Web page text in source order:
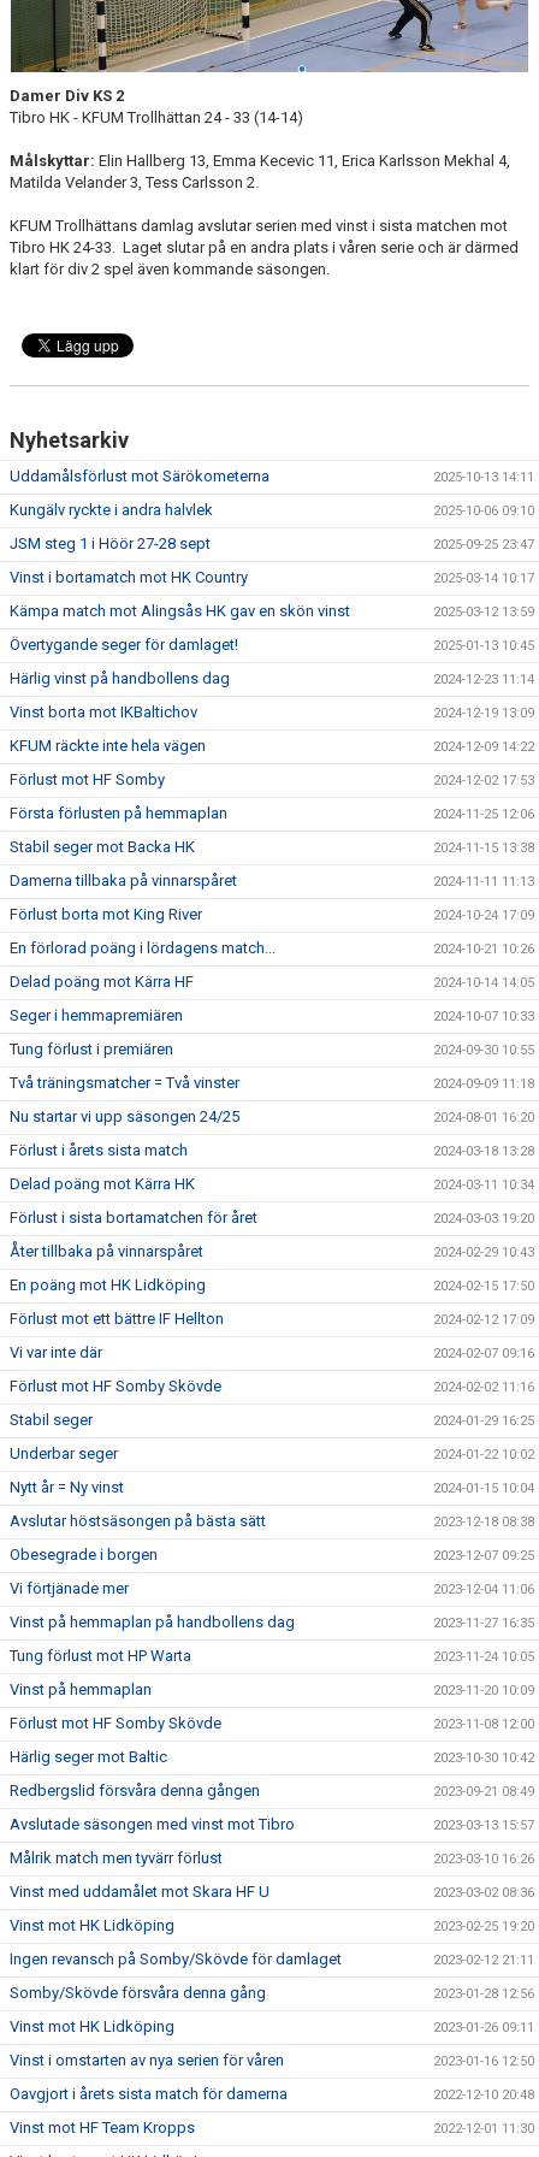
KONTAKT
MATCHER
STATISTIK
Damer Div KS 2
Tibro HK - KFUM Trollhättan 24 - 33 (14-14)
Målskyttar: Elin Hallberg 13, Emma Kecevic 11, Erica Karlsson Mekhal 4,
Matilda Velander 3, Tess Carlsson 2.
KFUM Trollhättans damlag avslutar serien med vinst i sista matchen mot
Tibro HK 24-33. Laget slutar på en andra plats i våren serie och är därmed
klart för div 2 spel även kommande säsongen.
Nyhetsarkiv
Uddamålsförlust mot Särökometerna 2025-10-13 14:11
Kungälv ryckte i andra halvlek 2025-10-06 09:10
JSM steg 1 i Höör 27-28 sept 2025-09-25 23:47
Vinst i bortamatch mot HK Country 2025-03-14 10:17
Kämpa match mot Alingsås HK gav en skön vinst 2025-03-12 13:59
Övertygande seger för damlaget! 2025-01-13 10:45
Härlig vinst på handbollens dag 2024-12-23 11:14
Vinst borta mot IKBaltichov 2024-12-19 13:09
KFUM räckte inte hela vägen 2024-12-09 14:22
Förlust mot HF Somby 2024-12-02 17:53
Första förlusten på hemmaplan 2024-11-25 12:06
Stabil seger mot Backa HK 2024-11-15 13:38
Damerna tillbaka på vinnarspåret 2024-11-11 11:13
Förlust borta mot King River 2024-10-24 17:09
En förlorad poäng i lördagens match... 2024-10-21 10:26
Delad poäng mot Kärra HF 2024-10-14 14:05
Seger i hemmapremiären 2024-10-07 10:33
Tung förlust i premiären 2024-09-30 10:55
Två träningsmatcher = Två vinster 2024-09-09 11:18
Nu startar vi upp säsongen 24/25 2024-08-01 16:20
Förlust i årets sista match 2024-03-18 13:28
Delad poäng mot Kärra HK 2024-03-11 10:34
Förlust i sista bortamatchen för året 2024-03-03 19:20
Åter tillbaka på vinnarspåret 2024-02-29 10:43
En poäng mot HK Lidköping 2024-02-15 17:50
Förlust mot ett bättre IF Hellton 2024-02-12 17:09
Vi var inte där 2024-02-07 09:16
Förlust mot HF Somby Skövde 2024-02-02 11:16
Stabil seger 2024-01-29 16:25
Underbar seger 2024-01-22 10:02
Nytt år = Ny vinst 2024-01-15 10:04
Avslutar höstsäsongen på bästa sätt 2023-12-18 08:38
Obesegrade i borgen 2023-12-07 09:25
Vi förtjänade mer 2023-12-04 11:06
Vinst på hemmaplan på handbollens dag 2023-11-27 16:35
Tung förlust mot HP Warta 2023-11-24 10:05
Vinst på hemmaplan 2023-11-20 10:09
Förlust mot HF Somby Skövde 2023-11-08 12:00
Härlig seger mot Baltic 2023-10-30 10:42
Redbergslid försvåra denna gången 2023-09-21 08:49
Avslutade säsongen med vinst mot Tibro 2023-03-13 15:57
Målrik match men tyvärr förlust 2023-03-10 16:26
Vinst med uddamålet mot Skara HF U 2023-03-02 08:36
Vinst mot HK Lidköping 2023-02-25 19:20
Ingen revansch på Somby/Skövde för damlaget 2023-02-12 21:11
Somby/Skövde försvåra denna gång 2023-01-28 12:56
Vinst mot HK Lidköping 2023-01-26 09:11
Vinst i omstarten av nya serien för våren 2023-01-16 12:50
Oavgjort i årets sista match för damerna 2022-12-10 20:48
Vinst mot HF Team Kropps 2022-12-01 11:30